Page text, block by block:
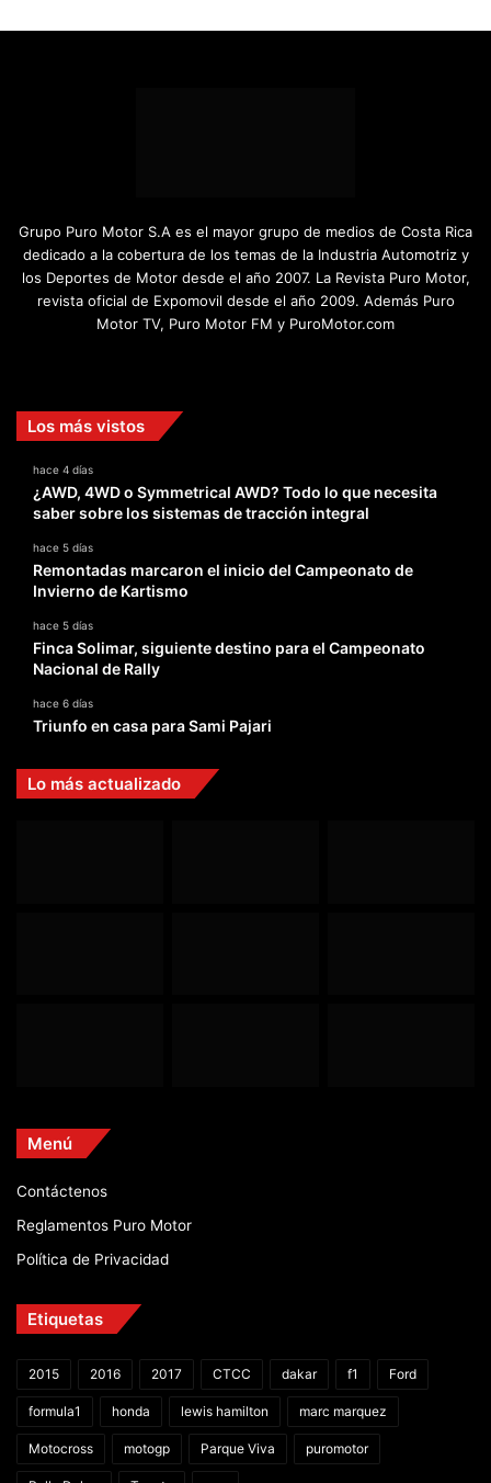
Grupo Puro Motor S.A es el mayor grupo de medios de Costa Rica
dedicado a la cobertura de los temas de la Industria Automotriz y
los Deportes de Motor desde el año 2007. La Revista Puro Motor,
revista oficial de Expomovil desde el año 2009. Además Puro
Motor TV, Puro Motor FM y PuroMotor.com
Los más vistos
hace 4 días
¿AWD, 4WD o Symmetrical AWD? Todo lo que necesita
saber sobre los sistemas de tracción integral
hace 5 días
Remontadas marcaron el inicio del Campeonato de
Invierno de Kartismo
hace 5 días
Finca Solimar, siguiente destino para el Campeonato
Nacional de Rally
hace 6 días
Triunfo en casa para Sami Pajari
Lo más actualizado
Menú
Contáctenos
Reglamentos Puro Motor
Política de Privacidad
Etiquetas
2015 2016 2017 CTCC dakar f1 Ford
formula1 honda lewis hamilton marc marquez
Motocross motogp Parque Viva puromotor